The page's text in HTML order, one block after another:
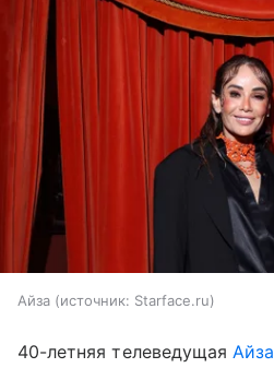
Айза источник: Starface.ru
40-летняя телеведущаяАйза